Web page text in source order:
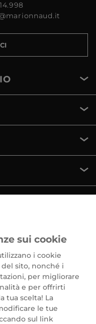
(MI)
sui cookie
i cookie
sito, nonché i
per migliorare
e per offrirti
tua scelta! La
le tue
sul link